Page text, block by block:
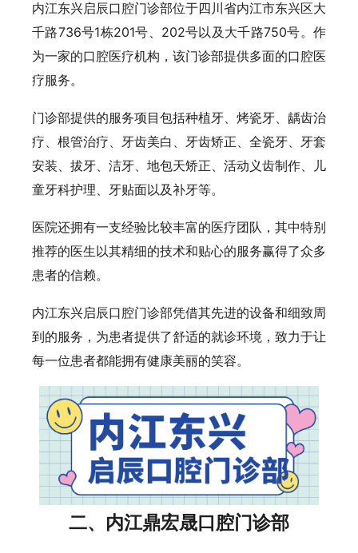
内江东兴启辰口腔门诊部位于四川省内江市东兴区大
千路736号1栋201号、202号以及大千路750号。作
为一家的口腔医疗机构，该门诊部提供多面的口腔医
疗服务。
门诊部提供的服务项目包括种植牙、烤瓷牙、龋齿治
疗、根管治疗、牙齿美白、牙齿矫正、全瓷牙、牙套
安装、拔牙、洁牙、地包天矫正、活动义齿制作、儿
童牙科护理、牙贴面以及补牙等。
医院还拥有一支经验比较丰富的医疗团队，其中特别
推荐的医生以其精细的技术和贴心的服务赢得了众多
患者的信赖。
内江东兴启辰口腔门诊部凭借其先进的设备和细致周
到的服务，为患者提供了舒适的就诊环境，致力于让
每一位患者都能拥有健康美丽的笑容。
二、内江鼎宏晟口腔门诊部